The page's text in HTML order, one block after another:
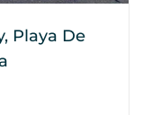
Playa De